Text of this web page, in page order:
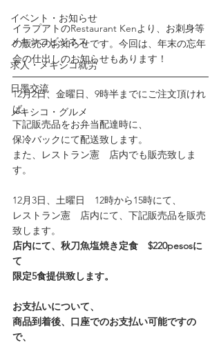
イベント・お知らせ
メキシコビジネス
求人・メキシコ就労
日墨交流
メキシコ・グルメ
イラプアトのRestaurant Kenより、お刺身等
の販売のお知らせです。今回は、年末の忘年
会の仕出しのお知らせもあります！
12月2日、金曜日、9時半までにご注文頂けれ
ば、
下記販売品をお弁当配達時に、
保冷バックにて配送致します。
また、レストラン憲　店内でも販売致しま
す。
12月3日、土曜日　12時から15時にて、
レストラン憲　店内にて、下記販売品を販売
致します。
店内にて、秋刀魚塩焼き定食　$220pesosに
て
限定5食提供致します。
お支払いについて、
商品到着後、口座でのお支払い可能ですの
で、